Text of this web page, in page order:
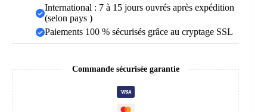
International : 7 à 15 jours ouvrés après expédition
(selon pays )
Paiements 100 % sécurisés grâce au cryptage SSL
Commande sécurisée garantie